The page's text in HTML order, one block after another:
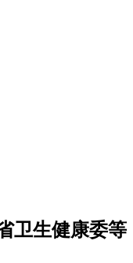
卫生健康委等